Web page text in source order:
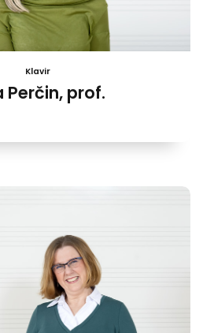
Klavir
Perčin, prof.